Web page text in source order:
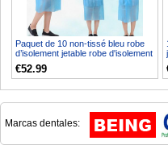
Paquet de 10 non-tissé bleu robe
d’isolement jetable robe d'isolement
de protect...
€52.99
Marcas dentales: